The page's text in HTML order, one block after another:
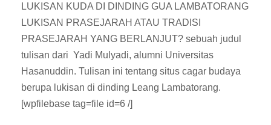
LUKISAN KUDA DI DINDING GUA LAMBATORANG
LUKISAN PRASEJARAH ATAU TRADISI
PRASEJARAH YANG BERLANJUT? sebuah judul
tulisan dari Yadi Mulyadi, alumni Universitas
Hasanuddin. Tulisan ini tentang situs cagar budaya
berupa lukisan di dinding Leang Lambatorang.
[wpfilebase tag=file id=6 /]